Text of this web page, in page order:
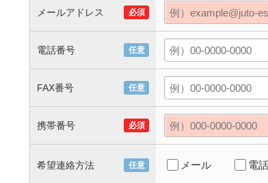
メールアドレス 必須
電話番号 任意
FAX番号 任意
携帯番号 必須
希望連絡方法 任意 メール 電話